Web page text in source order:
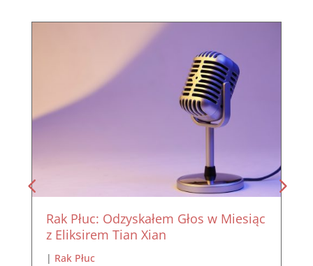
Rak Płuc: Odzyskałem Głos w Miesiąc
z Eliksirem Tian Xian
| Rak Płuc